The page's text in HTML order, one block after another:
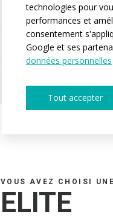
technologies pour
performances et
consentement
Google et ses
données personnelles
Tout accepter
VOUS AVEZ CHOISI
ELITE